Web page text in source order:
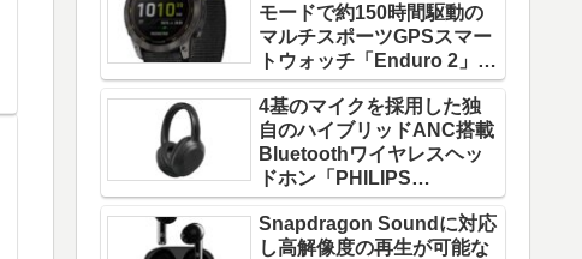
モードで約150時間駆動の
マルチスポーツGPSスマー
トウォッチ「Enduro 2」登
場！
4基のマイクを採用した独
自のハイブリッドANC搭載
Bluetoothワイヤレスヘッ
ドホン「PHILIPS
TAH8856」登場！
Snapdragon Soundに対応
し高解像度の再生が可能な